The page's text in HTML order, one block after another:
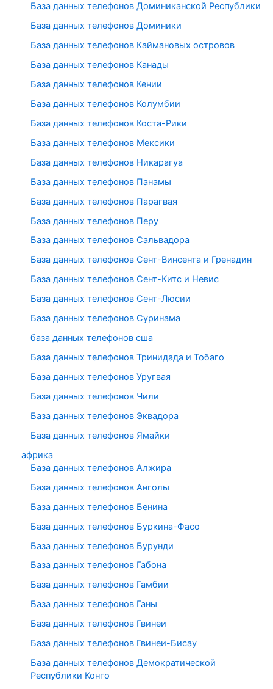
База данных телефонов Доминиканской Республики
База данных телефонов Доминики
База данных телефонов Каймановых островов
База данных телефонов Канады
База данных телефонов Кении
База данных телефонов Колумбии
База данных телефонов Коста-Рики
База данных телефонов Мексики
База данных телефонов Никарагуа
База данных телефонов Панамы
База данных телефонов Парагвая
База данных телефонов Перу
База данных телефонов Сальвадора
База данных телефонов Сент-Винсента и Гренадин
База данных телефонов Сент-Китс и Невис
База данных телефонов Сент-Люсии
База данных телефонов Суринама
база данных телефонов сша
База данных телефонов Тринидада и Тобаго
База данных телефонов Уругвая
База данных телефонов Чили
База данных телефонов Эквадора
База данных телефонов Ямайки
африка
База данных телефонов Алжира
База данных телефонов Анголы
База данных телефонов Бенина
База данных телефонов Буркина-Фасо
База данных телефонов Бурунди
База данных телефонов Габона
База данных телефонов Гамбии
База данных телефонов Ганы
База данных телефонов Гвинеи
База данных телефонов Гвинеи-Бисау
База данных телефонов Демократической
Республики Конго